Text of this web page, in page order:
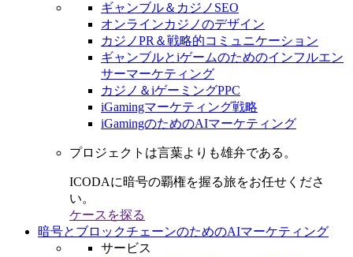
ギャンブル＆カジノSEO
オンラインカジノのデザイン
カジノPR＆戦略的コミュニケーション
ギャンブルとiゲームのためのインフルエン
サーマーケティング
カジノ＆iゲーミングPPC
iGamingマーケティング戦略
iGamingのためのAIマーケティング
プロジェクトは言葉よりも雄弁である。
ICODAに暗号の覇権を握る旅をお任せくださ
い。
ケースを探る
暗号とブロックチェーンのためのAIマーケティング
サービス